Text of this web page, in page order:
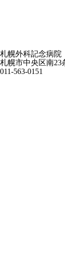
札幌外科記念病院
札幌市中央区南23
011-563-0151